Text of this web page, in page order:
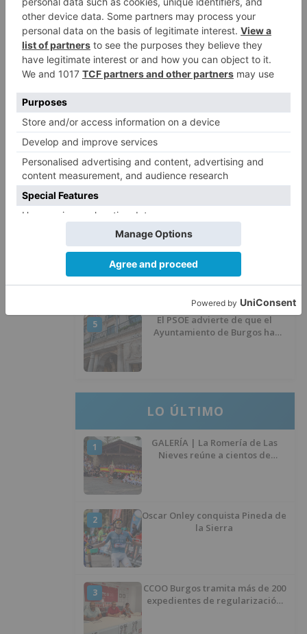
1
Matthew Brennan conquista el
Castillo y se viste de líder en el
estreno de la Vuelta a Burgos
calcina el tobogán del parque
infantil del Barrio del Pilar de
3
Seis proyectos de Burgos
recibirán 7,5 millones de euros
4
Herido un hombre de 35 años
que iba en silla de ruedas tras
ser atropellado en Burgos
5
El PSOE advierte de que el
Ayuntamiento de Burgos ha
LO ÚLTIMO
1
GALERÍA | La Romería de Las
Nieves reúne a cientos de
2
Oscar Onley conquista Pineda de
la Sierra
3
CCOO Burgos tramita más de 200
expedientes de regularización